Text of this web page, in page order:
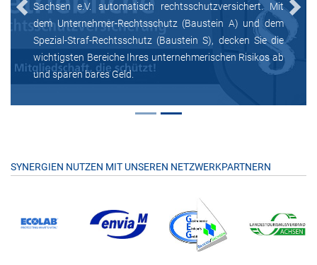
Sachsen e.V. automatisch rechtsschutzversichert. Mit
dem Unternehmer-Rechtsschutz (Baustein A) und dem
Spezial-Straf-Rechtsschutz (Baustein S), decken Sie die
wichtigsten Bereiche Ihres unternehmerischen Risikos ab
und sparen bares Geld.
Previous Next
SYNERGIEN NUTZEN MIT UNSEREN NETZWERKPARTNERN